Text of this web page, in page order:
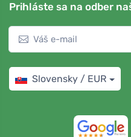
Prihláste sa na odber
Slovensky / EUR